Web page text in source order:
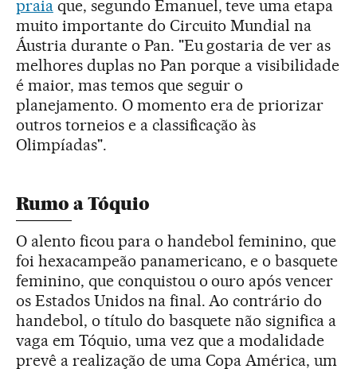
praiaque, segundo Emanuel, teve uma etapa
muito importante do Circuito Mundial na
Áustria durante o Pan. "Eu gostaria de ver as
melhores duplas no Pan porque a visibilidade
é maior, mas temos que seguir o
planejamento. O momento era de priorizar
outros torneios e a classificação às
Olimpíadas".
Rumo a Tóquio
O alento ficou para o handebol feminino, que
foi hexacampeão panamericano, e o basquete
feminino, que conquistou o ouro após vencer
os Estados Unidos na final. Ao contrário do
handebol, o título do basquete não significa a
vaga em Tóquio, uma vez que a modalidade
prevê a realização de uma Copa América, um